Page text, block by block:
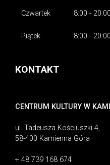
Czwartek 8:00 - 20:00
Piątek 8:00 - 20:00
KONTAKT
CENTRUM KULTURY W
ul. Tadeusza Kościuszki 4,
58-400 Kamienna Góra
+ 48 739 168 674